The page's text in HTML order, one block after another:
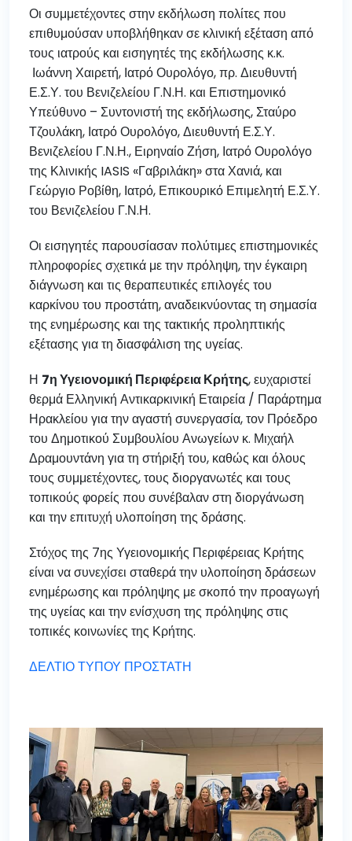
Οι συμμετέχοντες στην εκδήλωση πολίτες που
επιθυμούσαν υποβλήθηκαν σε κλινική εξέταση από
τους ιατρούς και εισηγητές της εκδήλωσης κ.κ.
Ιωάννη Χαιρετή, Ιατρό Ουρολόγο, πρ. Διευθυντή
Ε.Σ.Υ. του Βενιζελείου Γ.Ν.Η. και Επιστημονικό
Υπεύθυνο – Συντονιστή της εκδήλωσης, Σταύρο
Τζουλάκη, Ιατρό Ουρολόγο, Διευθυντή Ε.Σ.Υ.
Βενιζελείου Γ.Ν.Η., Ειρηναίο Ζήση, Ιατρό Ουρολόγο
της Κλινικής IASIS «Γαβριλάκη» στα Χανιά, και
Γεώργιο Ροβίθη, Ιατρό, Επικουρικό Επιμελητή Ε.Σ.Υ.
του Βενιζελείου Γ.Ν.Η.
Οι εισηγητές παρουσίασαν πολύτιμες επιστημονικές
πληροφορίες σχετικά με την πρόληψη, την έγκαιρη
διάγνωση και τις θεραπευτικές επιλογές του
καρκίνου του προστάτη, αναδεικνύοντας τη σημασία
της ενημέρωσης και της τακτικής προληπτικής
εξέτασης για τη διασφάλιση της υγείας.
Η 7η Υγειονομική Περιφέρεια Κρήτης, ευχαριστεί
θερμά Ελληνική Αντικαρκινική Εταιρεία / Παράρτημα
Ηρακλείου για την αγαστή συνεργασία, τον Πρόεδρο
του Δημοτικού Συμβουλίου Ανωγείων κ. Μιχαήλ
Δραμουντάνη για τη στήριξή του, καθώς και όλους
τους συμμετέχοντες, τους διοργανωτές και τους
τοπικούς φορείς που συνέβαλαν στη διοργάνωση
και την επιτυχή υλοποίηση της δράσης.
Στόχος της 7ης Υγειονομικής Περιφέρειας Κρήτης
είναι να συνεχίσει σταθερά την υλοποίηση δράσεων
ενημέρωσης και πρόληψης με σκοπό την προαγωγή
της υγείας και την ενίσχυση της πρόληψης στις
τοπικές κοινωνίες της Κρήτης.
ΔΕΛΤΙΟ ΤΥΠΟΥ ΠΡΟΣΤΑΤΗ